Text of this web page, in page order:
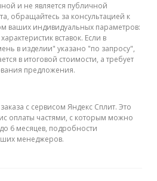
и не является публичной
обращайтесь за консультацией к
ваших индивидуальных параметров:
вставок. Если в
в изделии" указано "по запросу",
в итоговой стоимости, а требует
предложения.
с сервисом Яндекс Сплит. Это
оплаты частями, с которым можно
6 месяцев, подробности
менеджеров.